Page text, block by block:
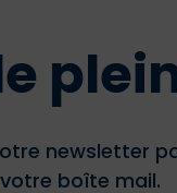
newsletter
boîte mail.